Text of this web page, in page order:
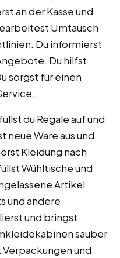
an der Kasse und
Umtausch
Du informierst
Du hilfst
sorgst für einen
du Regale auf und
neue Ware aus und
Kleidung nach
Wühltische und
Artikel
und andere
und bringst
sauber
und